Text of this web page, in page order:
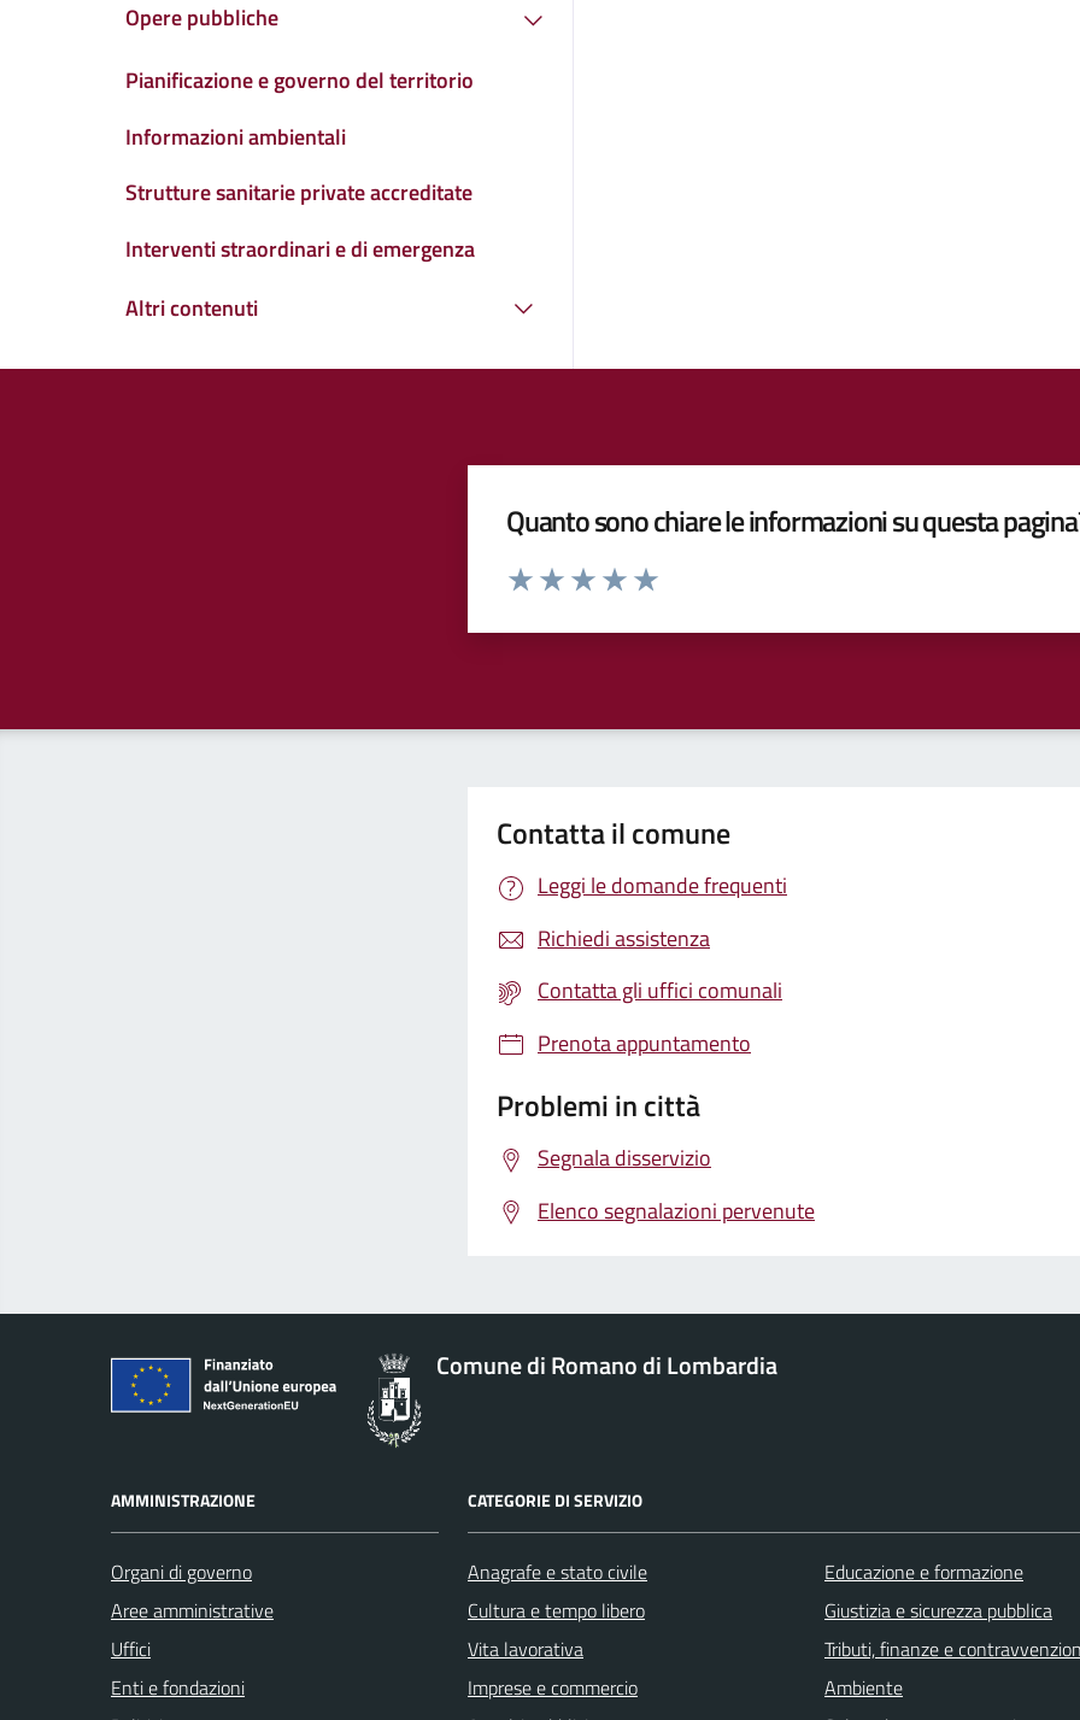
Opere pubbliche
Pianificazione e governo del territorio
Informazioni ambientali
Strutture sanitarie private accreditate
Interventi straordinari e di emergenza
Altri contenuti
Quanto sono chiare le informazioni su questa
Valuta da 1 a 5 stelle la pagina
Contatta il comune
Leggi le domande frequenti
Richiedi assistenza
Contatta gli uffici comunali
Prenota appuntamento
Problemi in città
Segnala disservizio
Elenco segnalazioni pervenute
Comune di Romano di Lombardia
AMMINISTRAZIONE
Organi di governo
Aree amministrative
Uffici
Enti e fondazioni
CATEGORIE DI SERVIZIO
Anagrafe e stato civile
Cultura e tempo libero
Vita lavorativa
Imprese e commercio
Educazione e formazione
Giustizia e sicurezza pubblica
Tributi, finanze e
Ambiente